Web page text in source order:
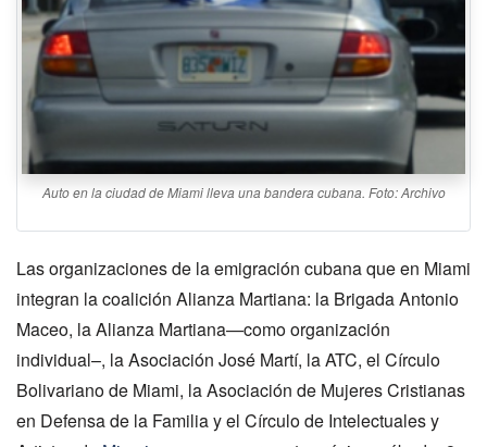
Auto en la ciudad de Miami lleva una bandera cubana. Foto: Archivo
Las organizaciones de la emigración cubana que en Miami
integran la coalición Alianza Martiana: la Brigada Antonio
Maceo, la Alianza Martiana—como organización
individual–, la Asociación José Martí, la ATC, el Círculo
Bolivariano de Miami, la Asociación de Mujeres Cristianas
en Defensa de la Familia y el Círculo de Intelectuales y